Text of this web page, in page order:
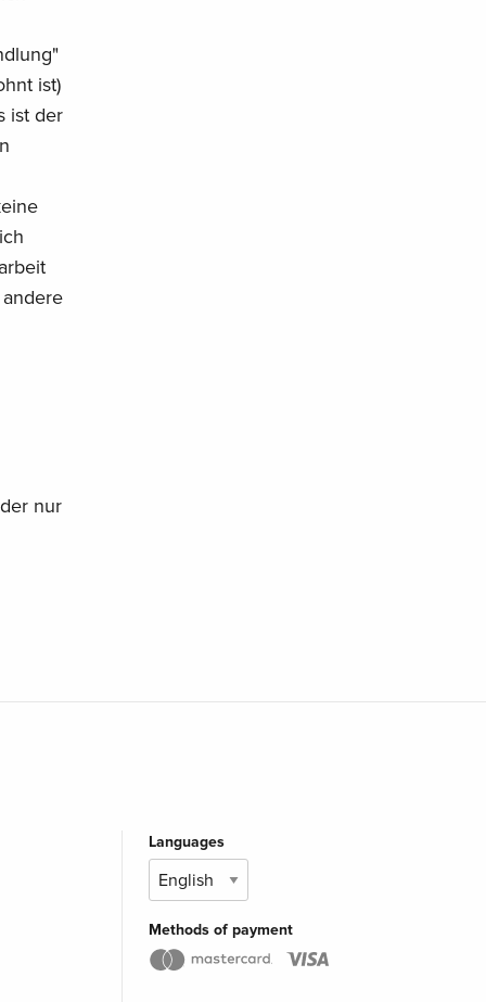
ist)
ist der
nur
Languages
Methods of payment